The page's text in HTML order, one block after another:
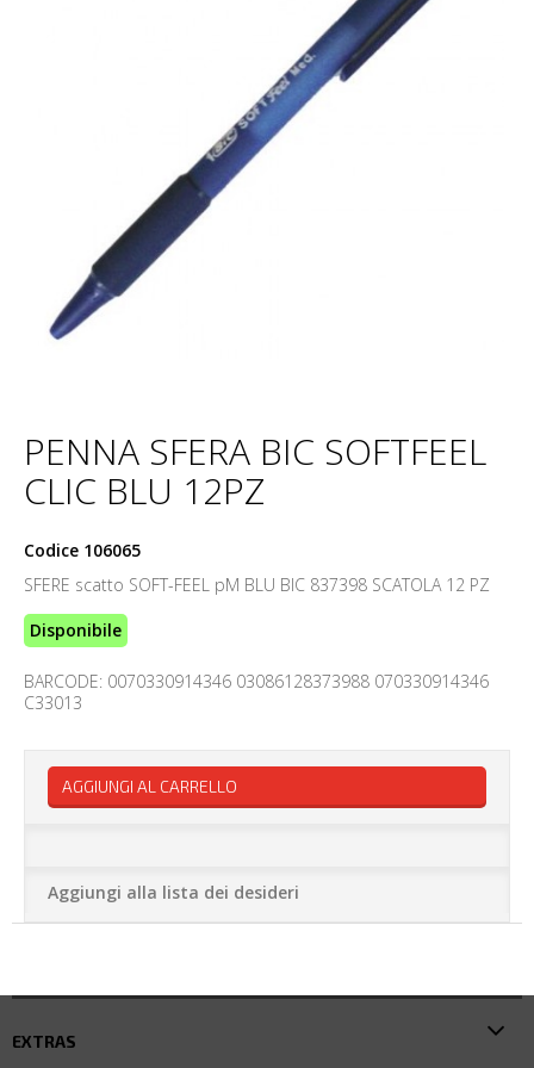
PENNA SFERA BIC SOFTFEEL
CLIC BLU 12PZ
Codice 106065
SFERE scatto SOFT-FEEL pM BLU BIC 837398 SCATOLA 12 PZ
Disponibile
BARCODE: 0070330914346 03086128373988 070330914346
C33013
AGGIUNGI AL CARRELLO
Aggiungi alla lista dei desideri
EXTRAS